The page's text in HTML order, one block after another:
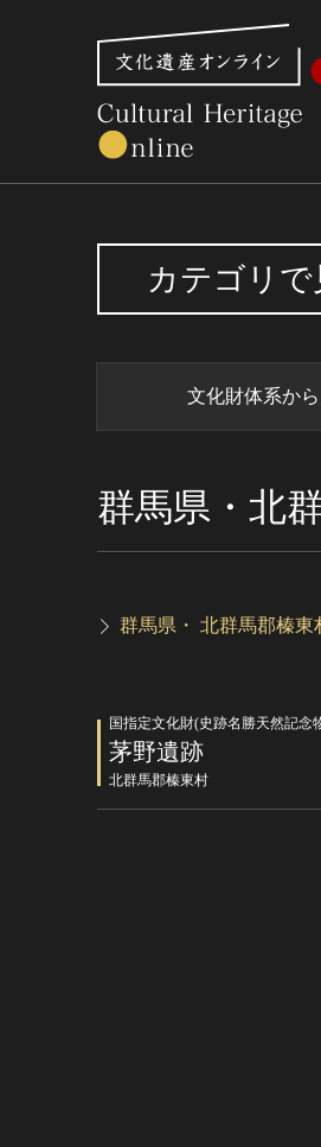
カテゴリで
文化財体系か
群馬県・北
群馬県・ 北群馬郡榛東
国指定文化財(史跡名勝天然記念
茅野遺跡
北群馬郡榛東村